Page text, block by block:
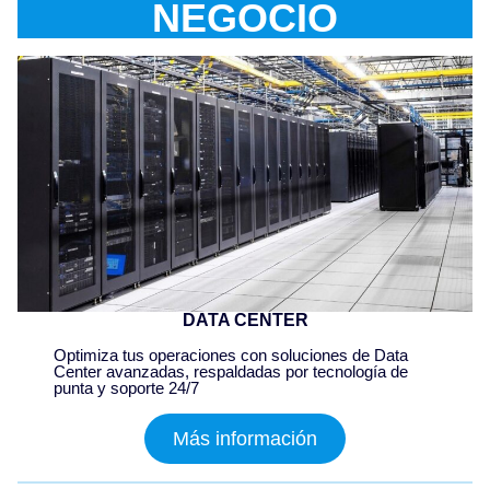
NEGOCIO
DATA CENTER
Optimiza tus operaciones con soluciones de Data
Center avanzadas, respaldadas por tecnología de
punta y soporte 24/7
Más información